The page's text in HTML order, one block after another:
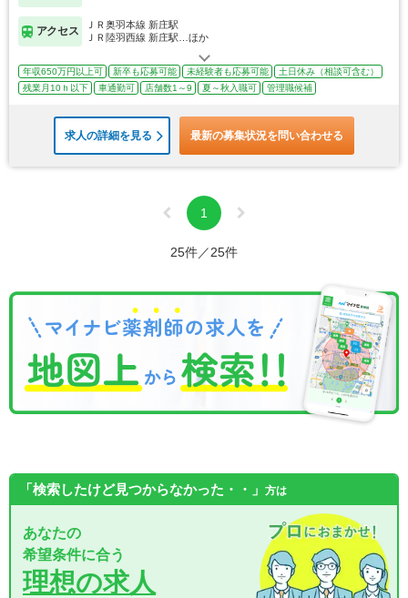
アクセス
ＪＲ奥羽本線 新庄駅
ＪＲ陸羽西線 新庄駅…ほか
年収650万円以上可 新卒も応募可能 未経験者も応募可能
土日休み（相談可含む）
残業月10ｈ以下
車通勤可 店舗数1～9 夏～秋入職可 管理職候補
求人の詳細を見る 最新の募集状況を問い合わせる
1
25件／25件
「検索したけど見つからなかった・・」 方は
あなたの
希望条件に合う
理想の求人